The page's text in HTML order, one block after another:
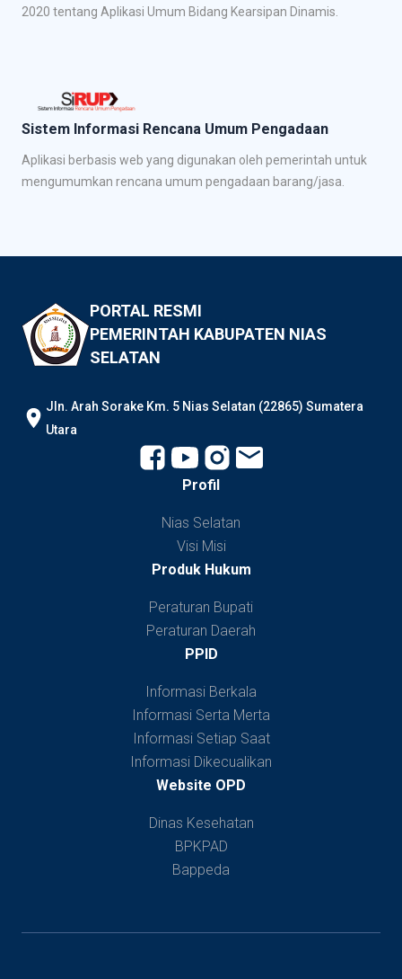
2020 tentang Aplikasi Umum Bidang Kearsipan Dinamis.
Sistem Informasi Rencana Umum Pengadaan
Aplikasi berbasis web yang digunakan oleh pemerintah untuk
mengumumkan rencana umum pengadaan barang/jasa.
PORTAL RESMI
PEMERINTAH KABUPATEN NIAS
SELATAN
JIn. Arah Sorake Km. 5 Nias Selatan (22865) Sumatera
Utara
Profil
Nias Selatan
Visi Misi
Produk Hukum
Peraturan Bupati
Peraturan Daerah
PPID
Informasi Berkala
Informasi Serta Merta
Informasi Setiap Saat
Informasi Dikecualikan
Website OPD
Dinas Kesehatan
BPKPAD
Bappeda